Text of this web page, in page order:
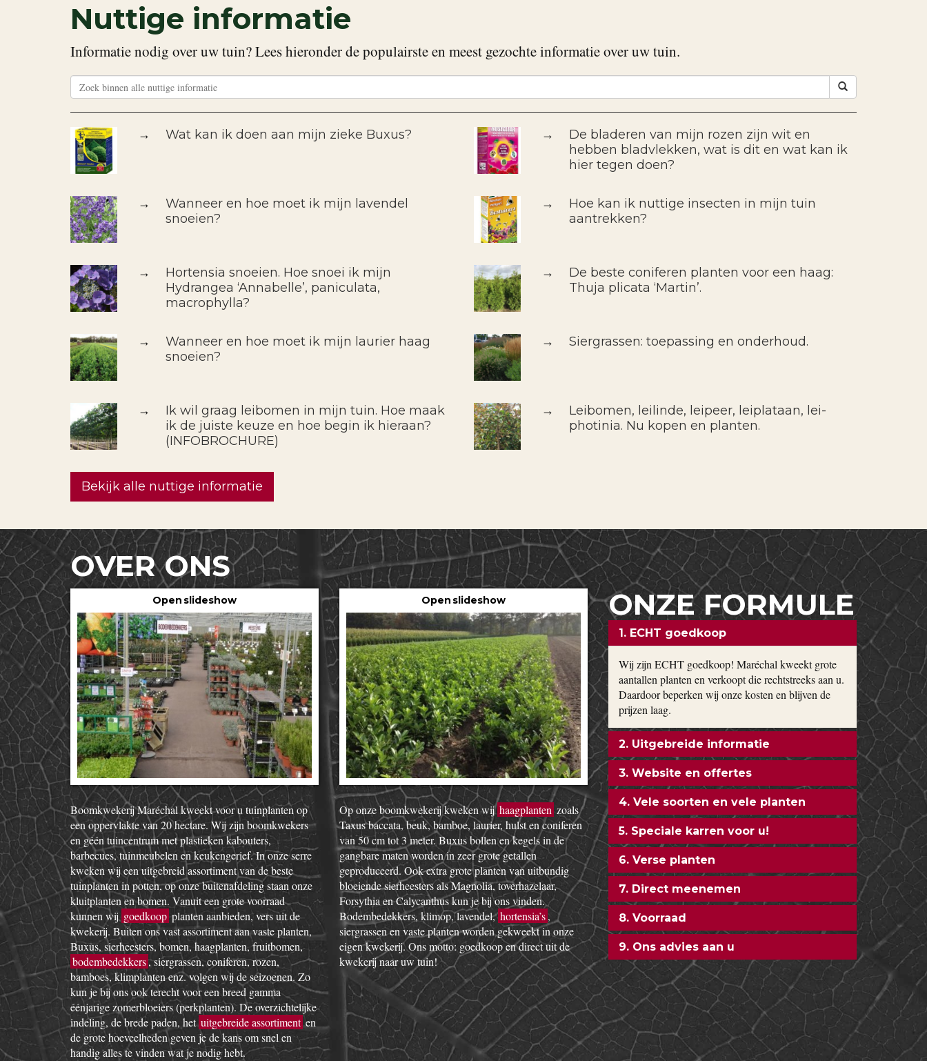
Nuttige informatie
Informatie nodig over uw tuin? Lees hieronder de populairste en meest gezochte informatie over uw tuin.
→ Wat kan ik doen aan mijn zieke Buxus? →
De bladeren van mijn rozen zijn wit en
hebben bladvlekken, wat is dit en wat kan ik
hier tegen doen?
→
Wanneer en hoe moet ik mijn lavendel
snoeien?
→
Hoe kan ik nuttige insecten in mijn tuin
aantrekken?
→
Hortensia snoeien. Hoe snoei ik mijn
Hydrangea ‘Annabelle’, paniculata,
macrophylla?
→
De beste coniferen planten voor een haag:
Thuja plicata ‘Martin’.
→
Wanneer en hoe moet ik mijn laurier haag
snoeien?
→ Siergrassen: toepassing en onderhoud.
→
Ik wil graag leibomen in mijn tuin. Hoe maak
ik de juiste keuze en hoe begin ik hieraan?
(INFOBROCHURE)
→
Leibomen, leilinde, leipeer, leiplataan, lei-
photinia. Nu kopen en planten.
Bekijk alle nuttige informatie
OVER ONS
Open slideshow
Boomkwekerij Maréchal kweekt voor u tuinplanten op
een oppervlakte van 20 hectare. Wij zijn boomkwekers
en géén tuincentrum met plastieken kabouters,
barbecues, tuinmeubelen en keukengerief. In onze serre
kweken wij een uitgebreid assortiment van de beste
tuinplanten in potten, op onze buitenafdeling staan onze
kluitplanten en bomen. Vanuit een grote voorraad
kunnen wij goedkoop planten aanbieden, vers uit de
kwekerij. Buiten ons vast assortiment aan vaste planten,
Buxus, sierheesters, bomen, haagplanten, fruitbomen,
bodembedekkers, siergrassen, coniferen, rozen,
bamboes, klimplanten enz. volgen wij de seizoenen. Zo
kun je bij ons ook terecht voor een breed gamma
éénjarige zomerbloeiers (perkplanten). De overzichtelijke
indeling, de brede paden, hetuitgebreide assortimenten
de grote hoeveelheden geven je de kans om snel en
handig alles te vinden wat je nodig hebt.
Open slideshow
Op onze boomkwekerij kweken wijhaagplanten zoals
Taxus baccata, beuk, bamboe, laurier, hulst en coniferen
van 50 cm tot 3 meter. Buxus bollen en kegels in de
gangbare maten worden in zeer grote getallen
geproduceerd. Ook extra grote planten van uitbundig
bloeiende sierheesters als Magnolia, toverhazelaar,
Forsythia en Calycanthus kun je bij ons vinden.
Bodembedekkers, klimop, lavendel,hortensia’s,
siergrassen en vaste planten worden gekweekt in onze
eigen kwekerij. Ons motto: goedkoop en direct uit de
kwekerij naar uw tuin!
ONZE FORMULE
1. ECHT goedkoop
Wij zijn ECHT goedkoop! Maréchal kweekt grote
aantallen planten en verkoopt die rechtstreeks aan u.
Daardoor beperken wij onze kosten en blijven de
prijzen laag.
2. Uitgebreide informatie
3. Website en offertes
4. Vele soorten en vele planten
5. Speciale karren voor u!
6. Verse planten
7. Direct meenemen
8. Voorraad
9. Ons advies aan u